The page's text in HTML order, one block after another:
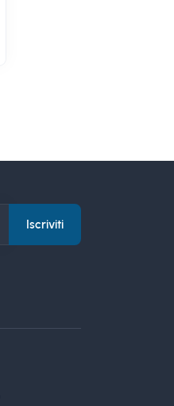
Iscriviti